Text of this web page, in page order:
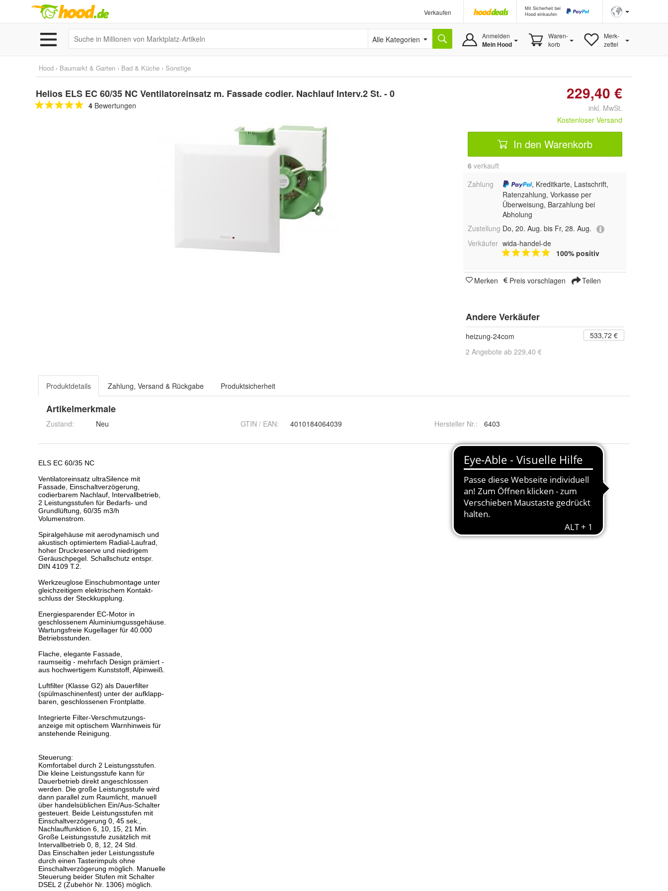
Verkaufen
Mit Sicherheit bei
Hood einkaufen
Alle Kategorien Anmelden
Mein Hood
Waren-
korb
Merk-
zettel
Hood › Baumarkt & Garten › Bad & Küche › Sonstige
Helios ELS EC 60/35 NC Ventilatoreinsatz m. Fassade codier. Nachlauf Interv.2 St. - 0
4 Bewertungen
229,40 €
inkl. MwSt.
Kostenloser Versand
In den Warenkorb
6 verkauft
Zahlung
, Kreditkarte, Lastschrift,
Ratenzahlung, Vorkasse per
Überweisung, Barzahlung bei
Abholung
Zustellung Do, 20. Aug. bis Fr, 28. Aug.
Verkäufer wida-handel-de
100% positiv
Merken Preis vorschlagen Teilen
Andere Verkäufer
heizung-24com
533,72 €
2 Angebote ab 229,40 €
Produktdetails Zahlung, Versand & Rückgabe Produktsicherheit
Artikelmerkmale
Zustand: Neu GTIN / EAN: 4010184064039 Hersteller Nr.: 6403